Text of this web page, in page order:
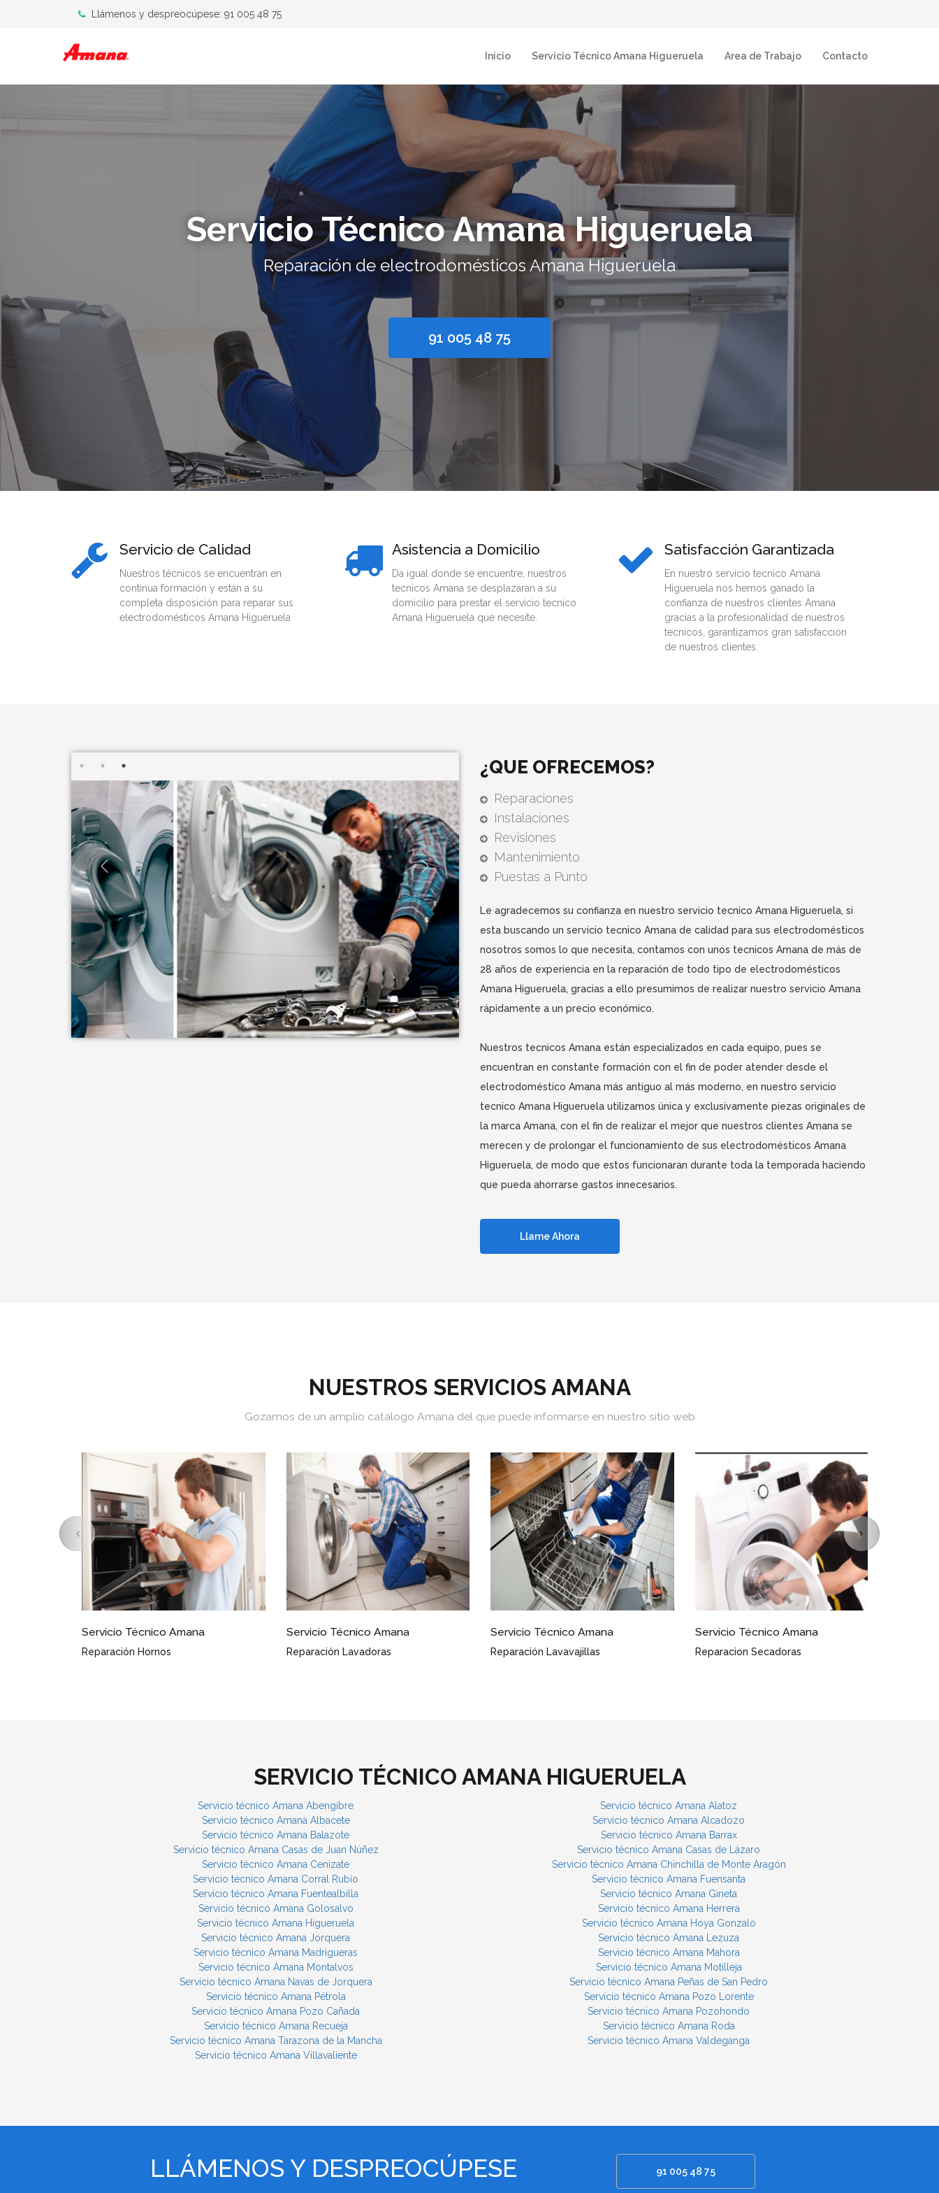
Llámenos y despreocúpese: 91 005 48 75
Inicio Servicio Técnico Amana Higueruela Area de Trabajo Contacto
Servicio Técnico Amana Higueruela
Reparación de electrodomésticos Amana Higueruela
91 005 48 75
Servicio de Calidad
Nuestros técnicos se encuentran en
continua formación y están a su
completa disposición para reparar sus
electrodomésticos Amana Higueruela
Asistencia a Domicilio
Da igual donde se encuentre, nuestros
tecnicos Amana se desplazaran a su
domicilio para prestar el servicio tecnico
Amana Higueruela que necesite.
Satisfacción Garantizada
En nuestro servicio tecnico Amana
Higueruela nos hemos ganado la
confianza de nuestros clientes Amana
gracias a la profesionalidad de nuestros
tecnicos, garantizamos gran satisfacción
de nuestros clientes.
¿QUE OFRECEMOS?
Reparaciones
Instalaciones
Revisiones
Mantenimiento
Puestas a Punto
Le agradecemos su confianza en nuestro servicio tecnico Amana Higueruela, si
esta buscando un servicio tecnico Amana de calidad para sus electrodomésticos
nosotros somos lo que necesita, contamos con unos tecnicos Amana de más de
28 años de experiencia en la reparación de todo tipo de electrodomésticos
Amana Higueruela, gracias a ello presumimos de realizar nuestro servicio Amana
rápidamente a un precio económico.
Nuestros tecnicos Amana están especializados en cada equipo, pues se
encuentran en constante formación con el fin de poder atender desde el
electrodoméstico Amana más antiguo al más moderno, en nuestro servicio
tecnico Amana Higueruela utilizamos única y exclusivamente piezas originales de
la marca Amana, con el fin de realizar el mejor que nuestros clientes Amana se
merecen y de prolongar el funcionamiento de sus electrodomésticos Amana
Higueruela, de modo que estos funcionaran durante toda la temporada haciendo
que pueda ahorrarse gastos innecesarios.
Llame Ahora
NUESTROS SERVICIOS AMANA
Gozamos de un amplio catálogo Amana del que puede informarse en nuestro sitio web
Servicio Técnico Amana Higueruela
Reparación Frigoríficos
Servicio Técnico Amana Higueruela
Puestas a Punto
Servicio Técnico Amana Higueruela
Eficacia Garantizada
Servicio Técnico Amana Higueruela
Conocimientos Avanzados
Previous Next
SERVICIO TÉCNICO AMANA HIGUERUELA
Servicio técnico Amana Abengibre
Servicio técnico Amana Alatoz
Servicio técnico Amana Albacete
Servicio técnico Amana Alcadozo
Servicio técnico Amana Balazote
Servicio técnico Amana Barrax
Servicio técnico Amana Casas de Juan Núñez
Servicio técnico Amana Casas de Lázaro
Servicio técnico Amana Cenizate
Servicio técnico Amana Chinchilla de Monte Aragón
Servicio técnico Amana Corral Rubio
Servicio técnico Amana Fuensanta
Servicio técnico Amana Fuentealbilla
Servicio técnico Amana Gineta
Servicio técnico Amana Golosalvo
Servicio técnico Amana Herrera
Servicio técnico Amana Higueruela
Servicio técnico Amana Hoya Gonzalo
Servicio técnico Amana Jorquera
Servicio técnico Amana Lezuza
Servicio técnico Amana Madrigueras
Servicio técnico Amana Mahora
Servicio técnico Amana Montalvos
Servicio técnico Amana Motilleja
Servicio técnico Amana Navas de Jorquera
Servicio técnico Amana Peñas de San Pedro
Servicio técnico Amana Pétrola
Servicio técnico Amana Pozo Lorente
Servicio técnico Amana Pozo Cañada
Servicio técnico Amana Pozohondo
Servicio técnico Amana Recueja
Servicio técnico Amana Roda
Servicio técnico Amana Tarazona de la Mancha
Servicio técnico Amana Valdeganga
Servicio técnico Amana Villavaliente
LLÁMENOS Y DESPREOCÚPESE 91 005 48 75